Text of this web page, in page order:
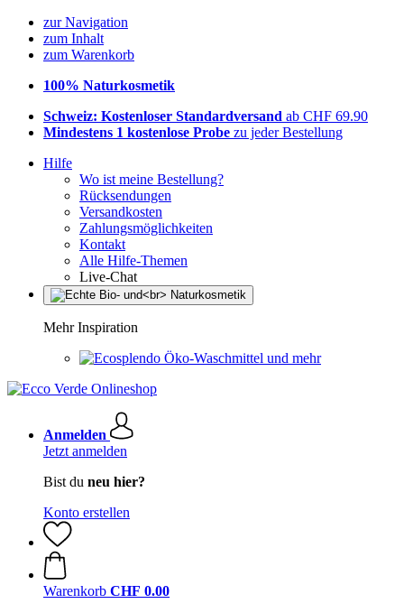
zur Navigation
zum Inhalt
zum Warenkorb
100% Naturkosmetik
Schweiz: Kostenloser Standardversand ab CHF 69.90
Mindestens 1 kostenlose Probe zu jeder Bestellung
Hilfe
Wo ist meine Bestellung?
Rücksendungen
Versandkosten
Zahlungsmöglichkeiten
Kontakt
Alle Hilfe-Themen
Live-Chat
Mehr Inspiration
Öko-Waschmittel und mehr
Anmelden
Jetzt anmelden
Bist du neu hier?
Konto erstellen
Warenkorb CHF 0.00